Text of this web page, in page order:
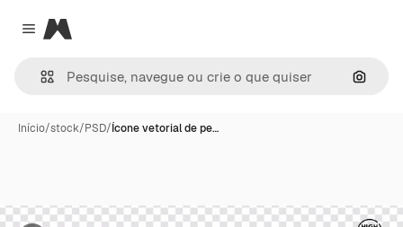
Close menu
Magnific
Início/stock/PSD/Ícone vetorial de pe…